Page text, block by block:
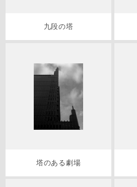
九段の塔
塔のある劇場